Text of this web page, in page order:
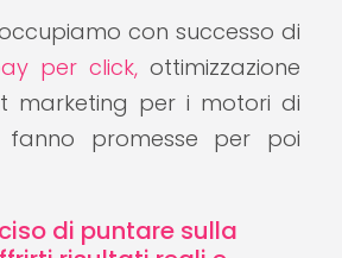
con successo di
per click, ottimizzazione
marketing per i motori di
fanno promesse per poi
di puntare sulla